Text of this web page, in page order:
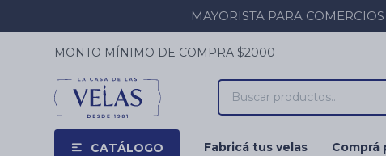
MAYORISTA PARA
CATÁLOGO Fabricá tus velas Comprá
MONTO MÍNIMO DE COMPRA $2000